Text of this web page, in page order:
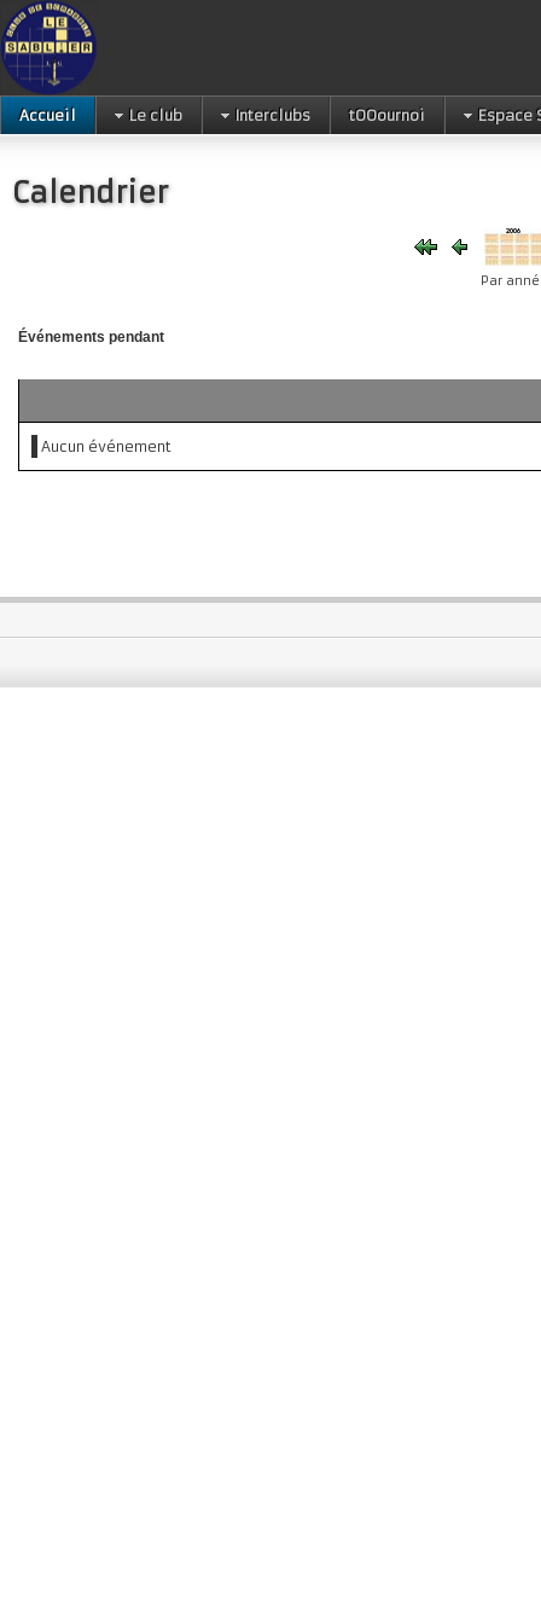
Accueil Le club Interclubs tOOournoi Espace
Calendrier
Par
Événements pendant
Aucun événement